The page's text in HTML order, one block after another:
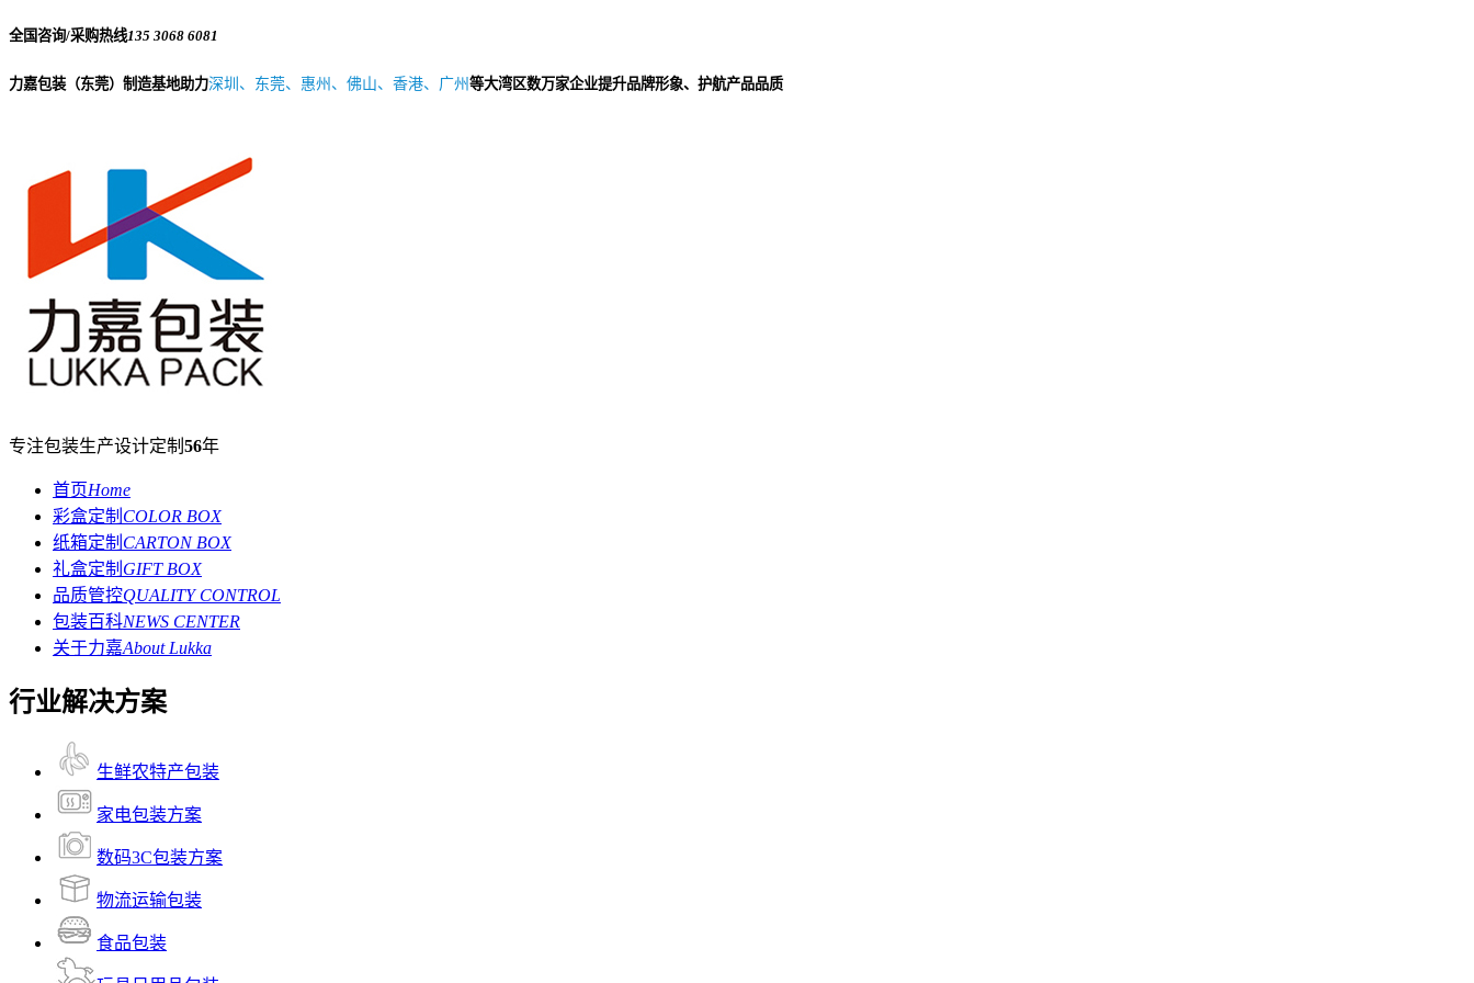
全国咨询/采购热线135 3068 6081
力嘉包装（东莞）制造基地助力深圳、东莞、惠州、佛山、香港、广州 等大湾区数万家企业提升品牌形象、护航产品品质
专注包装生产设计定制 56年
首页Home
彩盒定制 COLOR BOX
纸箱定制 CARTON BOX
礼盒定制 GIFT BOX
品质管控QUALITY CONTROL
包装百科NEWS CENTER
关于力嘉About Lukka
行业解决方案
生鲜农特产包装
家电包装方案
数码3C包装方案
物流运输包装
食品包装